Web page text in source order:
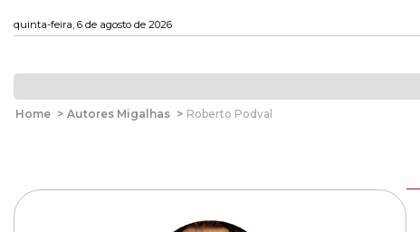
quinta-feira, 6 de agosto de 2026
Home > Autores Migalhas > Roberto Podval